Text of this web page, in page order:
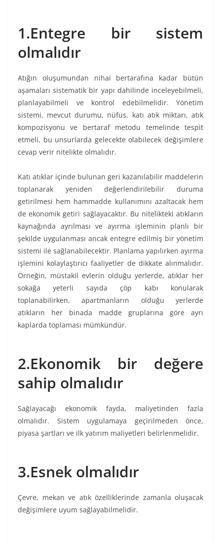
1.Entegre bir sistem
olmalıdır
Atığın oluşumundan nihai bertarafına kadar bütün
aşamaları sistematik bir yapı dahilinde inceleyebilmeli,
planlayabilmeli ve kontrol edebilmelidir. Yönetim
sistemi, mevcut durumu, nüfus, katı atık miktarı, atık
kompozisyonu ve bertaraf metodu temelinde tespit
etmeli, bu unsurlarda gelecekte olabilecek değişimlere
cevap verir nitelikte olmalıdır.
Katı atıklar içinde bulunan geri kazanılabilir maddelerin
toplanarak yeniden değerlendirilebilir duruma
getirilmesi hem hammadde kullanımını azaltacak hem
de ekonomik getiri sağlayacaktır. Bu nitelikteki atıkların
kaynağında ayrılması ve ayırma işleminin planlı bir
şekilde uygulanması ancak entegre edilmiş bir yönetim
sistemi ile sağlanabilecektir. Planlama yapılırken ayırma
işlemini kolaylaştırıcı faaliyetler de dikkate alınmalıdır.
Örneğin, müstakil evlerin olduğu yerlerde, atıklar her
sokağa yeterli sayıda çöp kabı konularak
toplanabilirken, apartmanların olduğu yerlerde
atıkların her binada madde gruplarına göre ayrı
kaplarda toplaması mümkündür.
2.Ekonomik bir değere
sahip olmalıdır
Sağlayacağı ekonomik fayda, maliyetinden fazla
olmalıdır. Sistem uygulamaya geçirilmeden önce,
piyasa şartları ve ilk yatırım maliyetleri belirlenmelidir.
3.Esnek olmalıdır
Çevre, mekan ve atık özelliklerinde zamanla oluşacak
değişimlere uyum sağlayabilmelidir.